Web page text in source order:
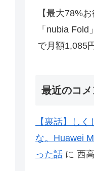
【最大78%
「nubia
で月額1,085
最近のコメ
【裏話】し
な。Huawei
った話 に 西